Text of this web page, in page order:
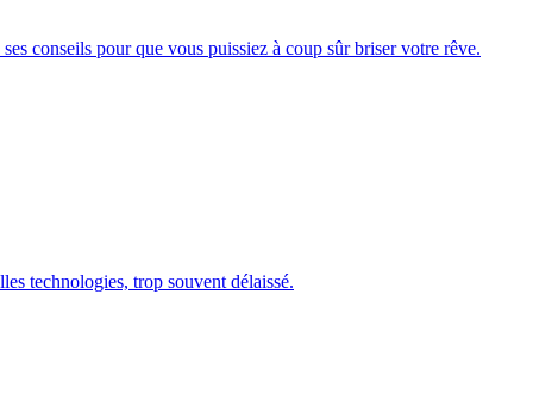
conseils pour que vous puissiez à coup sûr briser votre rêve.
technologies, trop souvent délaissé.